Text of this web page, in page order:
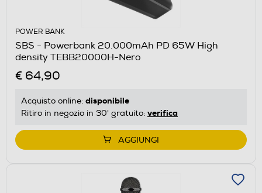
POWER BANK
SBS - Powerbank 20.000mAh PD 65W High
density TEBB20000H-Nero
€ 64,90
Acquisto online: disponibile
Ritiro in negozio in 30' gratuito: verifica
AGGIUNGI